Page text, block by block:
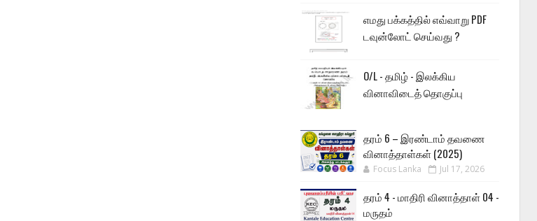
எமது பக்கத்தில் எவ்வாறு PDF
டவுன்லோட் செய்வது ?
O/L - தமிழ் - இலக்கிய
வினாவிடைத் தொகுப்பு
தரம் 6 – இரண்டாம் தவணை
வினாத்தாள்கள் (2025)
Focus Lanka Jul 17, 2026
தரம் 4 - மாதிரி வினாத்தாள் 04 -
மருதம்